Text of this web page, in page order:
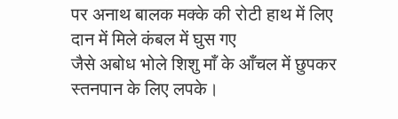
पर अनाथ बालक मक्के की रोटी हाथ में लिए
दान में मिले कंबल में घुस गए
जैसे अबोध भोले शिशु माँ के आँचल में छुपकर
स्तनपान के लिए लपके।